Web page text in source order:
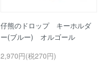
仔熊のドロップ キーホルダ
ー(ブルー) オルゴール
2,970円(税270円)